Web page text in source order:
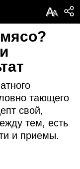
АА
тающего
свой,
тем, есть
и приемы.